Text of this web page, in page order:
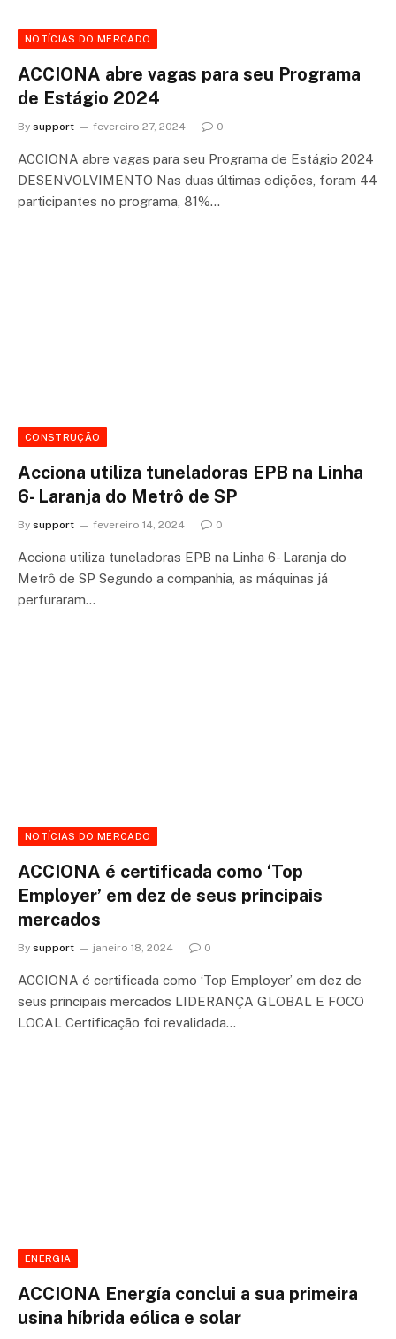
NOTÍCIAS DO MERCADO
ACCIONA abre vagas para seu Programa
de Estágio 2024
By support fevereiro 27, 2024 0
ACCIONA abre vagas para seu Programa de Estágio 2024
DESENVOLVIMENTO Nas duas últimas edições, foram 44
participantes no programa, 81%…
CONSTRUÇÃO
Acciona utiliza tuneladoras EPB na Linha
6- Laranja do Metrô de SP
By support fevereiro 14, 2024 0
Acciona utiliza tuneladoras EPB na Linha 6- Laranja do
Metrô de SP Segundo a companhia, as máquinas já
perfuraram…
NOTÍCIAS DO MERCADO
ACCIONA é certificada como ‘Top
Employer’ em dez de seus principais
mercados
By support janeiro 18, 2024 0
ACCIONA é certificada como ‘Top Employer’ em dez de
seus principais mercados LIDERANÇA GLOBAL E FOCO
LOCAL Certificação foi revalidada…
ENERGIA
ACCIONA Energía conclui a sua primeira
usina híbrida eólica e solar